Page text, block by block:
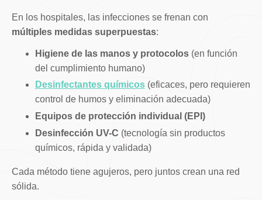
En los hospitales, las infecciones se frenan con
múltiples medidas superpuestas:
Higiene de las manos y protocolos(en función
del cumplimiento humano)
Desinfectantes químicos(eficaces, pero requieren
control de humos y eliminación adecuada)
Equipos de protección individual (EPI)
Desinfección UV-C (tecnología sin productos
químicos, rápida y validada)
Cada método tiene agujeros, pero juntos crean una red
sólida.